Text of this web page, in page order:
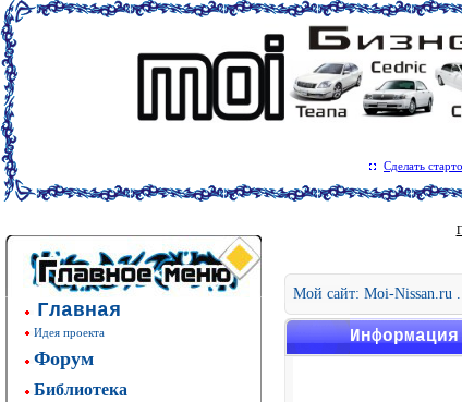
Сделать
Главная
Идея проекта
Форум
Библиотека
Мой сайт: Moi-Nissan.ru